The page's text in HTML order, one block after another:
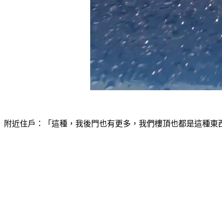
附近住戶：「這種，我後門也有更多，我們樓頂也都是這種東